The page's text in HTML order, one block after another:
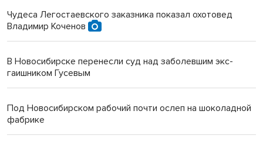
Чудеса Легостаевского заказника показал охотовед
Владимир Коченов
В Новосибирске перенесли суд над заболевшим экс-
гаишником Гусевым
Под Новосибирском рабочий почти ослеп на шоколадной
фабрике